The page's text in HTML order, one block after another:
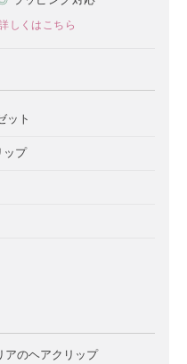
しくはこちら
ット
ップ
アのヘアクリップ